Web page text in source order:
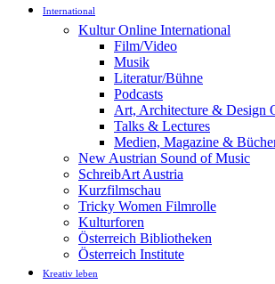
International
Kultur Online International
Film/Video
Musik
Literatur/Bühne
Podcasts
Art, Architecture & Design
Talks & Lectures
Medien, Magazine &
New Austrian Sound of Music
SchreibArt Austria
Kurzfilmschau
Tricky Women Filmrolle
Kulturforen
Österreich Bibliotheken
Österreich Institute
Kreativ leben